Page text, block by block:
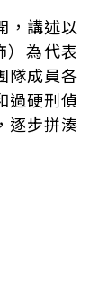
，講述以
）為代表
隊成員各
過硬刑偵
逐步拼湊